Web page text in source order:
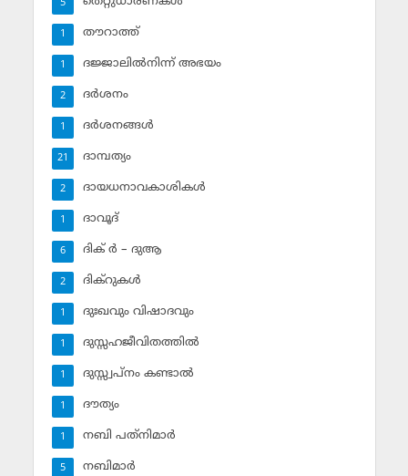
5
തൗറാത്ത്
1
ദജ്ജാലില്‍നിന്ന് അഭയം
1
ദര്‍ശനം
2
ദര്‍ശനങ്ങള്‍
1
ദാമ്പത്യം
21
ദായധനാവകാശികള്‍
2
ദാവൂദ്‌
1
ദിക് ര്‍ – ദുആ
6
ദിക്‌റുകള്‍
2
ദുഃഖവും വിഷാദവും
1
ദുസ്സഹജീവിതത്തില്‍
1
ദുസ്സ്വപ്‌നം കണ്ടാല്‍
1
ദൗത്യം
1
നബി പത്‌നിമാര്‍
1
നബിമാര്‍
5